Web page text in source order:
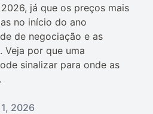
já que os preços mais
no início do ano
de negociação e as
por que uma
sinalizar para onde as
2026